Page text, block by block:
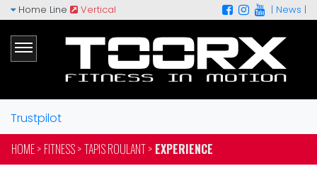
Home Line Vertical | News |
Trustpilot
HOME > FITNESS >TAPIS ROULANT > EXPERIENCE